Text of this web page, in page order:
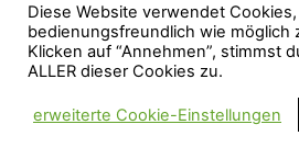
Copyright © 2026 Salvia-
Vertrag
Diese Website verwendet
bedienungsfreundlich wie möglich
Klicken auf “Annehmen”, stimmst
ALLER dieser Cookies zu.
erweiterte Cookie-Einstellungen